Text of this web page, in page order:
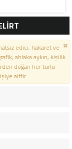
edici, hakaret ve
ahlaka aykırı, kişilik
doğan her türlü
aittir.